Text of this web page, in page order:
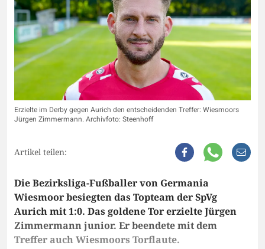
Erzielte im Derby gegen Aurich den entscheidenden Treffer: Wiesmoors
Jürgen Zimmermann. Archivfoto: Steenhoff
Artikel teilen:
Die Bezirksliga-Fußballer von Germania
Wiesmoor besiegten das Topteam der SpVg
Aurich mit 1:0. Das goldene Tor erzielte Jürgen
Zimmermann junior. Er beendete mit dem
Treffer auch Wiesmoors Torflaute.